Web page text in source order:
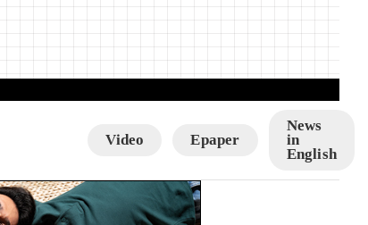
Video Epaper
News
in
English